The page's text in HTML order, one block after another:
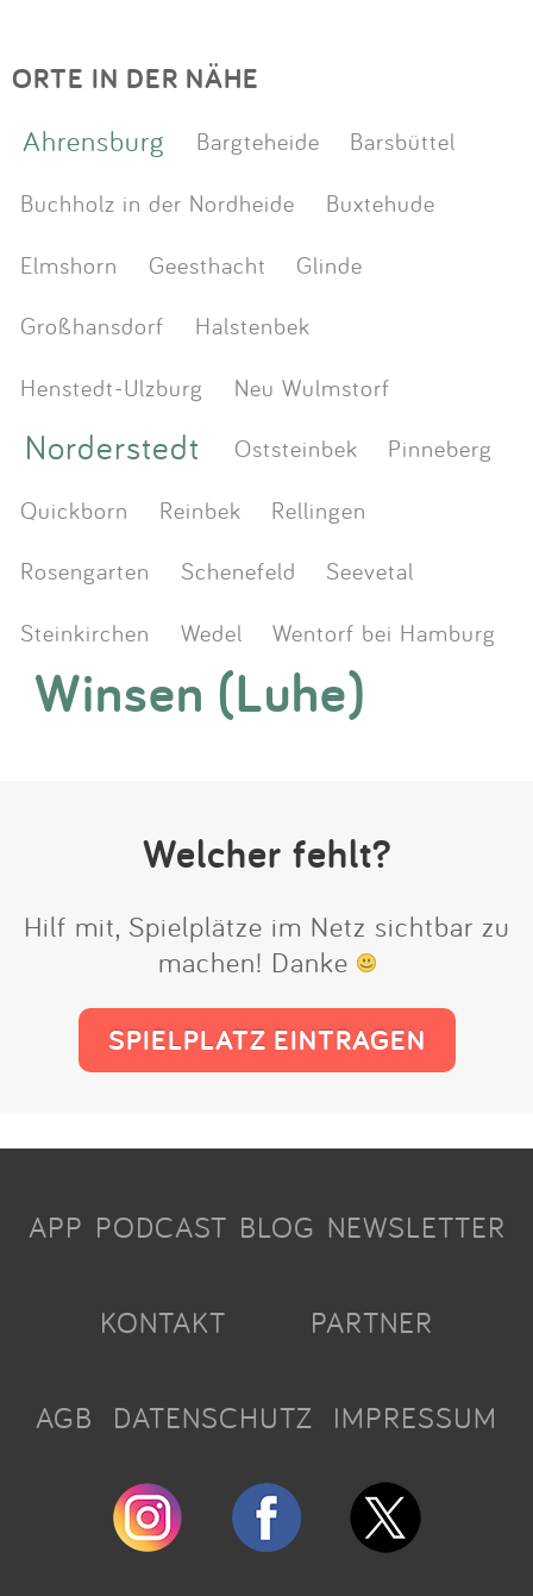
ORTE IN DER NÄHE
Ahrensburg Bargteheide
Barsbüttel
Buchholz in der Nordheide
Buxtehude
Elmshorn
Geesthacht
Glinde
Großhansdorf
Halstenbek
Henstedt-Ulzburg
Neu Wulmstorf
Norderstedt Oststeinbek
Pinneberg
Quickborn
Reinbek
Rellingen
Rosengarten
Schenefeld
Seevetal
Steinkirchen
Wedel Wentorf bei Hamburg
Winsen (Luhe)
Welcher fehlt?
Hilf mit, Spielplätze im Netz sichtbar zu
machen! Danke
SPIELPLATZ EINTRAGEN
APP PODCAST BLOG NEWSLETTER
KONTAKT PARTNER
AGB DATENSCHUTZ IMPRESSUM